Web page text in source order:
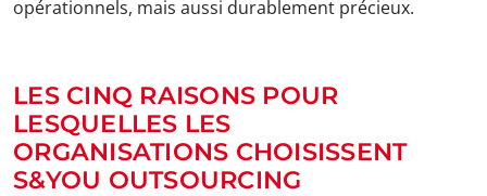
opérationnels, mais aussi durablement précieux.
LES CINQ RAISONS POUR
LESQUELLES LES
ORGANISATIONS CHOISISSENT
S&YOU OUTSOURCING